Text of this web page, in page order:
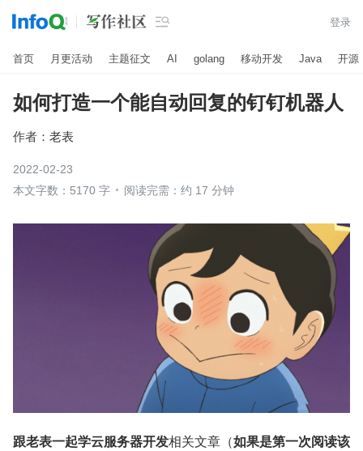
 登录
首页 月更活动 主题征文 AI golang 移动开发 Java 开源
如何打造一个能自动回复的钉钉机器人
作者： 老表
2022-02-23
本文字数：5170 字
阅读完需：约 17 分钟
跟老表一起学云服务器开发相关文章（如果是第一次阅读该